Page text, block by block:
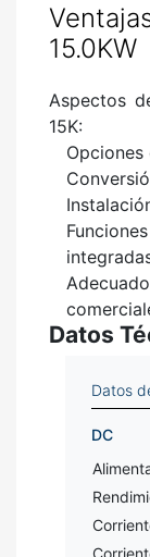
15.0KW
Aspectos
15K:
Datos
Datos
DC